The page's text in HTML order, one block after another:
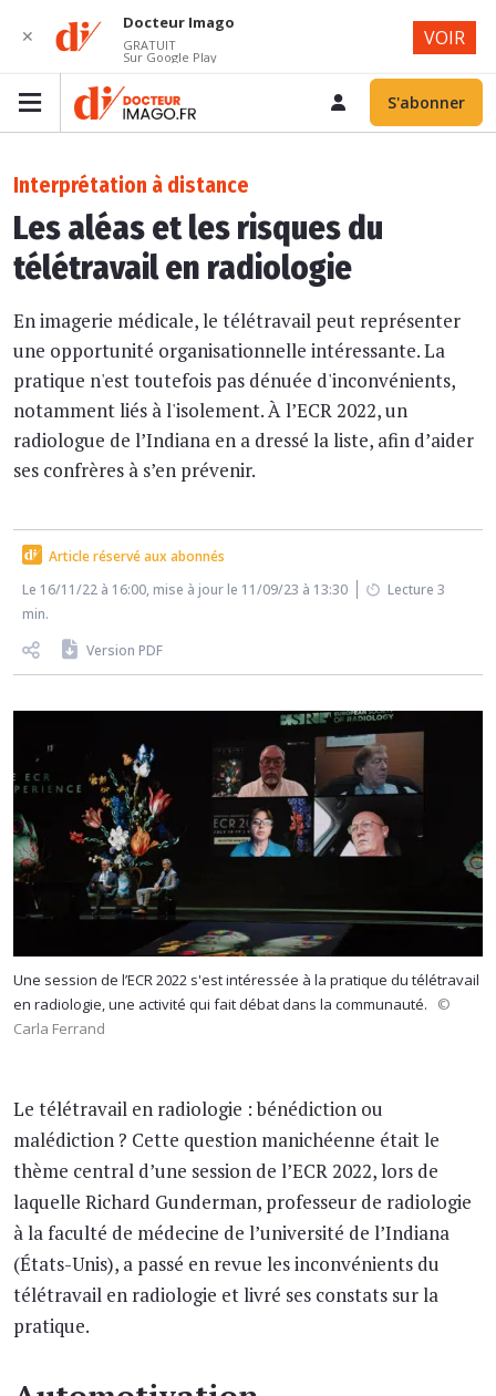
S'abonner
Interprétation à distance
Les aléas et les risques du
télétravail en radiologie
En imagerie médicale, le télétravail peut représenter
une opportunité organisationnelle intéressante. La
pratique n'est toutefois pas dénuée d'inconvénients,
notamment liés à l'isolement. À l’ECR 2022, un
radiologue de l’Indiana en a dressé la liste, afin d’aider
ses confrères à s’en prévenir.
Article réservé aux abonnés
Le 16/11/22 à 16:00, mise à jour le 11/09/23 à 13:30
Lecture 3
min.
Version PDF
Une session de l’ECR 2022 s'est intéressée à la pratique du télétravail
en radiologie, une activité qui fait débat dans la communauté.
©
Carla Ferrand
Le télétravail en radiologie : bénédiction ou
malédiction ? Cette question manichéenne était le
thème central d’une session de l’ECR 2022, lors de
laquelle Richard Gunderman, professeur de radiologie
à la faculté de médecine de l’université de l’Indiana
(États-Unis), a passé en revue les inconvénients du
télétravail en radiologie et livré ses constats sur la
pratique.
✕
Docteur Imago
GRATUIT
Sur Google Play
VOIR